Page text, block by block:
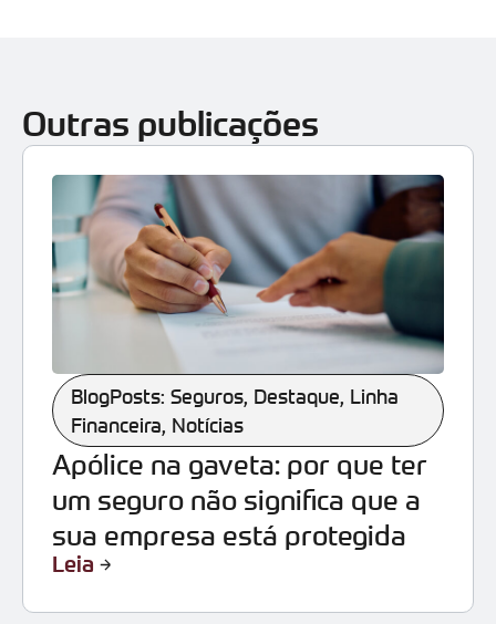
Outras publicações
BlogPosts: Seguros, Destaque, Linha
Financeira, Notícias
Apólice na gaveta: por que ter
um seguro não significa que a
sua empresa está protegida
Leia